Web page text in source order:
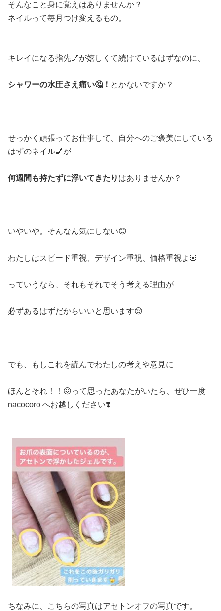
そんなこと身に覚えはありませんか？
ネイルって毎月つけ変えるもの。
キレイになる指先💅が嬉しくて続けているはずなのに、
シャワーの水圧さえ痛い🤔！ とかないですか？
せっかく頑張ってお仕事して、自分へのご褒美に している
はずのネイル💅が
何週間も持たずに浮いてきたり はありませんか？
いやいや。そんなん気にしない😊
わたしはスピード重視、デザイン重視、価格重視よ 🌸
っていうなら、それもそれでそう考える理由が
必ずあるはずだからいいと思います😌
でも、もしこれを読んでわたしの考えや意見に
ほんとそれ！！ 😖って思ったあなたがいたら、 ぜひ一度
nacocoro へお越しください❣️
ちなみに、こちらの写真はアセトンオフの写真です。